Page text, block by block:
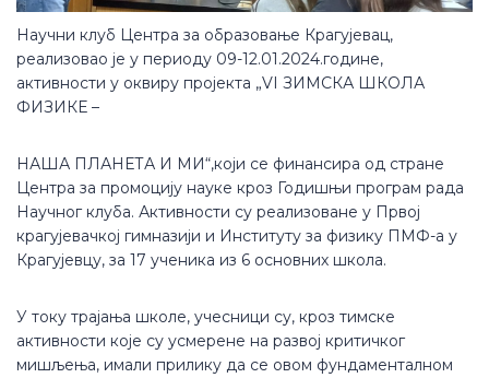
Научни клуб Центра за образовање Крагујевац,
реализовао је у периоду 09-12.01.2024.године,
активности у оквиру пројекта „VI ЗИМСКА ШКОЛА
ФИЗИКЕ –
НАША ПЛАНЕТА И МИ“,који се финансира од стране
Центра за промоцију науке кроз Годишњи програм рада
Научног клуба. Активности су реализоване у Првој
крагујевачкој гимназији и Институту за физику ПМФ-а у
Крагујевцу, за 17 ученика из 6 основних школа.
У току трајања школе, учесници су, кроз тимске
активности које су усмерене на развој критичког
мишљења, имали прилику да се овом фундаменталном